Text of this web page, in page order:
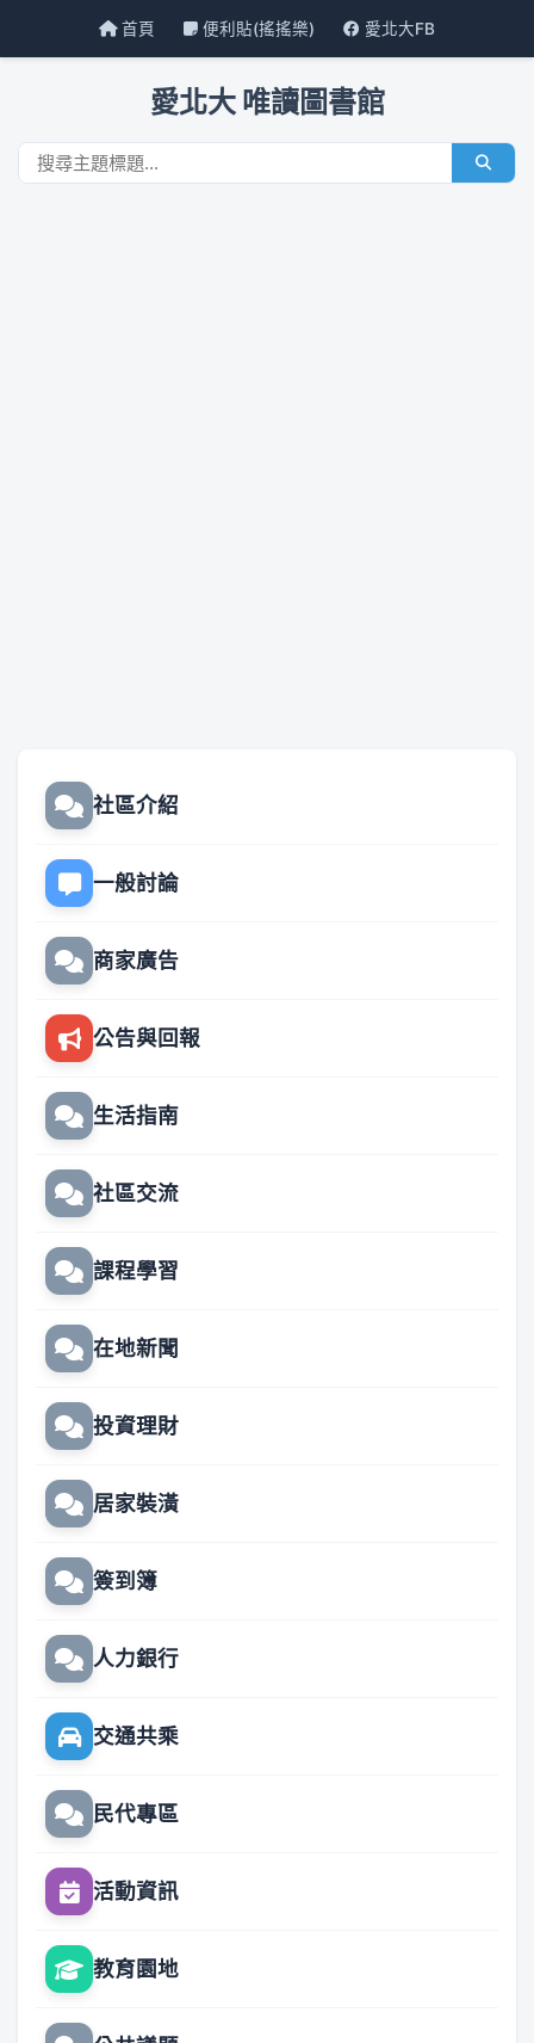
首頁 便利貼(搖搖樂) 愛北大FB
愛北大 唯讀圖書館
社區介紹
一般討論
商家廣告
公告與回報
生活指南
社區交流
課程學習
在地新聞
投資理財
居家裝潢
簽到簿
人力銀行
交通共乘
民代專區
活動資訊
教育園地